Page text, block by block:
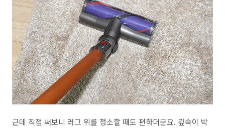
근데 직접 써보니 러그 위를 청소할 때도 편하더군요. 깊숙이 박